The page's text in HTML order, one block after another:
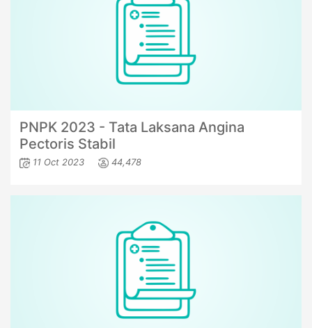
PNPK 2023 - Tata Laksana Angina
Pectoris Stabil
11 Oct 2023 44,478